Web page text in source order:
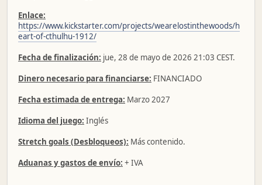
Enlace:
https://www.kickstarter.com/projects/wearelostinthewoods/h
eart-of-cthulhu-1912/
Fecha de finalización: jue, 28 de mayo de 2026 21:03 CEST.
Dinero necesario para financiarse: FINANCIADO
Fecha estimada de entrega: Marzo 2027
Idioma del juego: Inglés
Stretch goals (Desbloqueos): Más contenido.
Aduanas y gastos de envío: + IVA